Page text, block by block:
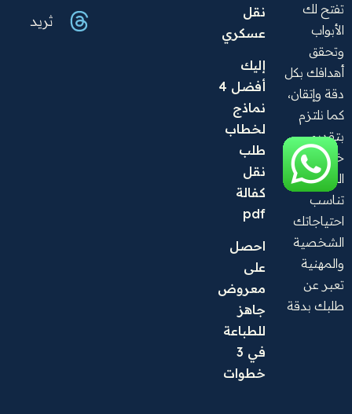
تفتح لك
الأبواب
وتحقق
أهدافك بكل
دقة وإتقان،
كما نلتزم
بتقديم
خدمة عالية
الجودة
تناسب
احتياجاتك
الشخصية
والمهنية
تعبر عن
طلبك بدقة
عسكري
pdf
خطوات
ثريد